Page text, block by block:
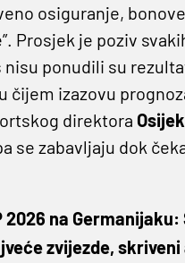
osiguranje,
Prosjek je poziv
ponudili su
čijem izazovu
direktora
se zabavljaju dok
2026 na
zvijezde,